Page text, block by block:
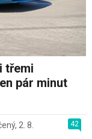
třemi
pár minut
42
, 2. 8.